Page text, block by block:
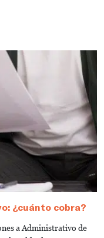
¿cuánto cobra?
a Administrativo de